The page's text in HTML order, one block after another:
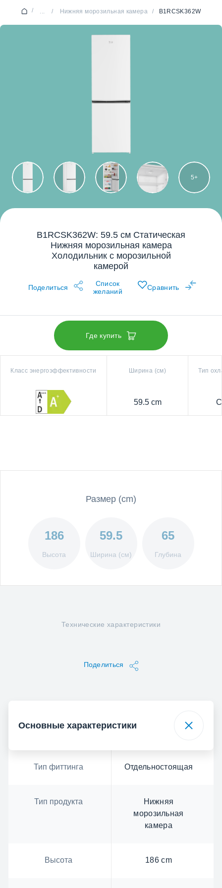
/ ... / Нижняя морозильная камера / B1RCSK362W
5
B1RCSK362W: 59.5 см Статическая
Нижняя морозильная камера
Холодильник с морозильной
камерой
Поделиться
Список
желаний
Сравнить
Где купить
Класс энергоэффективности Ширина (см)
59.5 cm
Тип
Размер (cm)
186
Высота
59.5
Ширина (см)
65
Глубина
Технические характеристики
Поделиться
Основные характеристики
Тип фиттинга Отдельностоящая
Тип продукта
Нижняя
морозильная
камера
Высота 186 cm